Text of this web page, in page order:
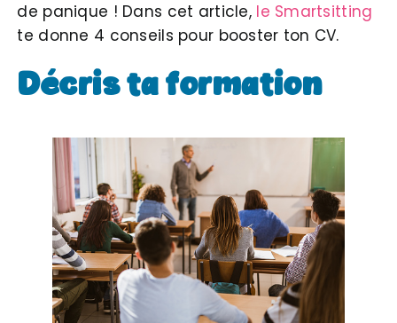
de panique ! Dans cet article, le Smartsitting
te donne 4 conseils pour booster ton CV.
Décris ta formation